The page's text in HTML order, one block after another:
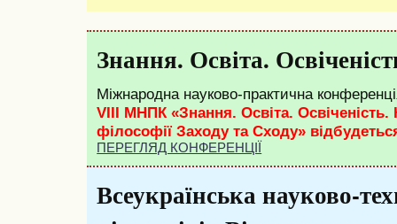
Знання. Освіта.
Міжнародна науково-практична
VIII МНПК «Знання. Освіта. Освіченість.
філософії Заходу та Сходу»
ПЕРЕГЛЯД КОНФЕРЕНЦІЇ
Всеукраїнська науково-